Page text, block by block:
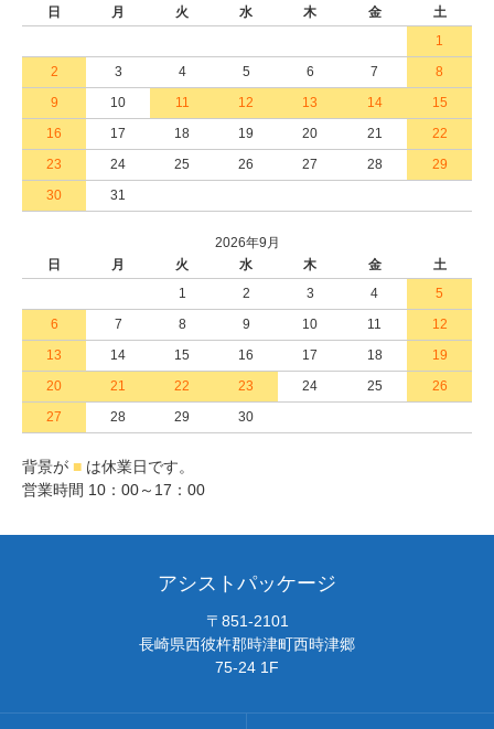
日
月 火 水 木 金
土
1
2
3 4 5 6 7
8
9
10 11 12 13 14
15
16
17 18 19 20 21
22
23
24 25 26 27 28
29
30
31
2026年9月
日
月 火 水 木 金
土
1
2 3 4
5
6
7 8 9 10 11
12
13
14 15 16 17 18
19
20
21 22 23 24 25
26
27
28 29 30
背景が ■ は休業日です。
営業時間 10：00～17：00
アシストパッケージ
〒851-2101
長崎県西彼杵郡時津町西時津郷
75-24 1F